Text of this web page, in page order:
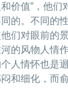
价值”，他们
的。不同的
们对眼前的
的风物人情
人情怀也是
和细化，而